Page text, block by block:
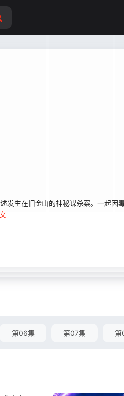
生在旧金山的神秘谋杀案。一起因
第06集 第07集 第